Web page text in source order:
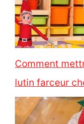
Comment
lutin farceur